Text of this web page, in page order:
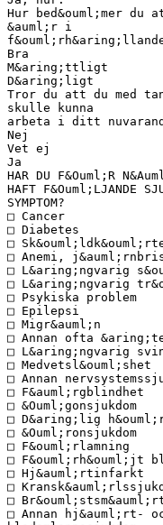
Hur bed&ouml;mer
&auml;r i
Bra
M&aring;ttligt
D&aring;ligt
Tror du att du med
skulle kunna
arbeta i ditt
Nej
Vet ej
Ja
HAR DU F&Ouml;R
HAFT F&Ouml;LJANDE
SYMPTOM?
□ Cancer
□ Diabetes
□
□ Anemi,
□ L&aring;ngvarig
□ L&aring;ngvarig
□ Psykiska problem
□ Epilepsi
□ Migr&auml;n
□ Annan ofta
□ L&aring;ngvarig
□ Medvetsl&ouml;shet
□ Annan
□ F&auml;rgblindhet
□ &Ouml;gonsjukdom
□ D&aring;lig
□ &Ouml;ronsjukdom
□ F&ouml;rlamning
□ F&ouml;rh&ouml;jt
□ Hj&auml;rtinfarkt
□
□
□ Annan hj&auml;rt-